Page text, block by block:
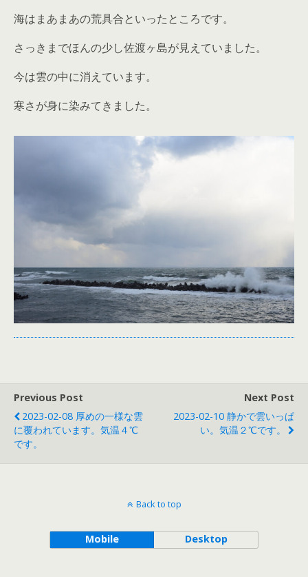
海はまあまあの荒具合といったところです。
さっきまでほんの少し佐渡ヶ島が見えていました。
今は雲の中に消えています。
寒さが身に染みてきました。
Previous Post
2023-02-08 厚めの一様な雲
に覆われています。気温４℃
です。
Next Post
2023-02-10 静かで雲いっぱ
い。気温２℃です。
Back to top
Mobile Desktop